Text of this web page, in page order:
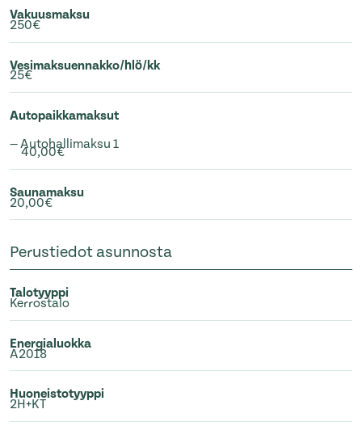
Vakuusmaksu
250€
Vesimaksuennakko/hlö/kk
25€
Autopaikkamaksut
— Autohallimaksu 1
40,00€
Saunamaksu
20,00€
Perustiedot asunnosta
Talotyyppi
Kerrostalo
Energialuokka
A2018
Huoneistotyyppi
2H+KT